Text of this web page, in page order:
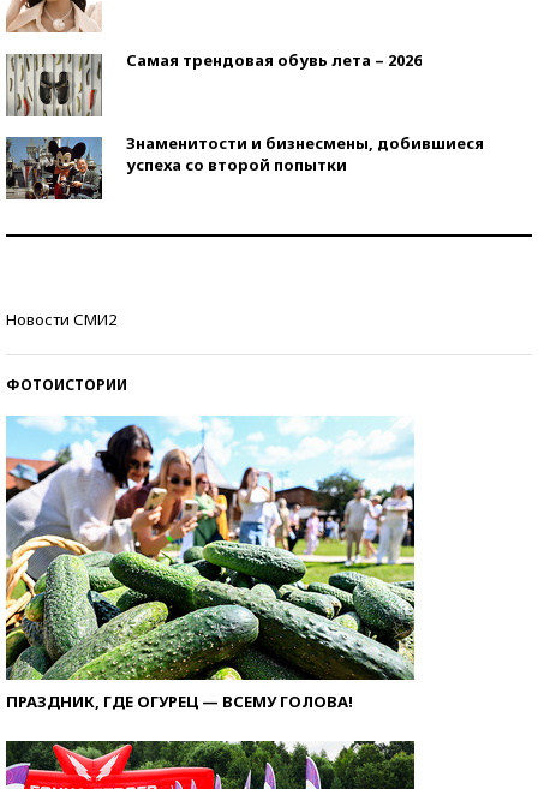
Самая трендовая обувь лета – 2026
Знаменитости и бизнесмены, добившиеся
успеха со второй попытки
Новости СМИ2
ФОТОИСТОРИИ
ПРАЗДНИК, ГДЕ ОГУРЕЦ — ВСЕМУ ГОЛОВА!